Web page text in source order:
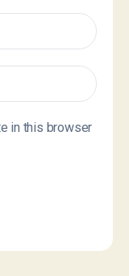
in this browser